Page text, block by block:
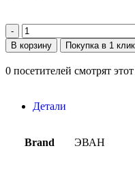
В корзину Покупка в 1 клик
0 посетителей смотрят
Детали
Brand ЭВАН